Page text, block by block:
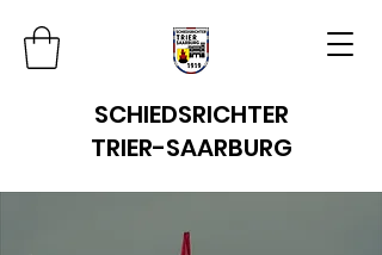
SCHIEDSRICHTER
TRIER-SAARBURG